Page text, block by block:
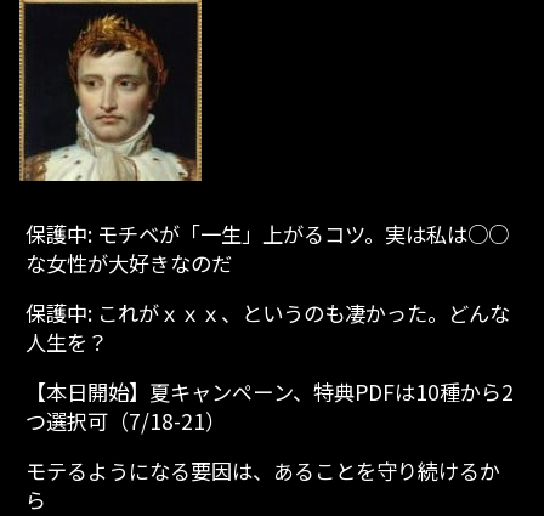
保護中: モチベが「一生」上がるコツ。実は私は○○
な女性が大好きなのだ
保護中: これがｘｘｘ、というのも凄かった。どんな
人生を？
【本日開始】夏キャンペーン、特典PDFは10種から2
つ選択可（7/18-21）
モテるようになる要因は、あることを守り続けるか
ら